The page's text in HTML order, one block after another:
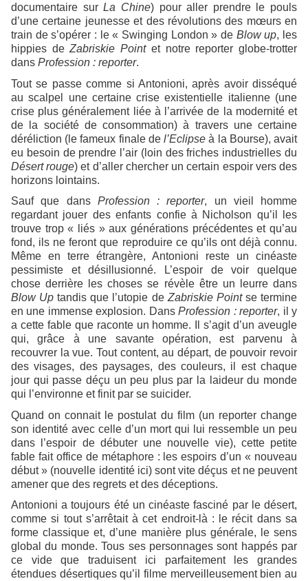
documentaire surLa Chine) pour aller prendre le pouls
d’une certaine jeunesse et des révolutions des mœurs en
train de s’opérer : le « Swinging London » de Blow up, les
hippies deZabriskie Pointet notre reporter globe-trotter
dans Profession : reporter.
Tout se passe comme si Antonioni, après avoir disséqué
au scalpel une certaine crise existentielle italienne (une
crise plus généralement liée à l’arrivée de la modernité et
de la société de consommation) à travers une certaine
déréliction (le fameux finale del’Eclipse à la Bourse), avait
eu besoin de prendre l’air (loin des friches industrielles du
Désert rouge) et d’aller chercher un certain espoir vers des
horizons lointains.
Sauf que dans Profession : reporter, un vieil homme
regardant jouer des enfants confie à Nicholson qu’il les
trouve trop « liés » aux générations précédentes et qu’au
fond, ils ne feront que reproduire ce qu’ils ont déjà connu.
Même en terre étrangère, Antonioni reste un cinéaste
pessimiste et désillusionné. L’espoir de voir quelque
chose derrière les choses se révèle être un leurre dans
Blow Up tandis que l’utopie de Zabriskie Pointse termine
en une immense explosion. DansProfession : reporter, il y
a cette fable que raconte un homme. Il s’agit d’un aveugle
qui, grâce à une savante opération, est parvenu à
recouvrer la vue. Tout content, au départ, de pouvoir revoir
des visages, des paysages, des couleurs, il est chaque
jour qui passe déçu un peu plus par la laideur du monde
qui l’environne et finit par se suicider.
Quand on connait le postulat du film (un reporter change
son identité avec celle d’un mort qui lui ressemble un peu
dans l’espoir de débuter une nouvelle vie), cette petite
fable fait office de métaphore : les espoirs d’un « nouveau
début » (nouvelle identité ici) sont vite déçus et ne peuvent
amener que des regrets et des déceptions.
Antonioni a toujours été un cinéaste fasciné par le désert,
comme si tout s’arrêtait à cet endroit-là : le récit dans sa
forme classique et, d’une manière plus générale, le sens
global du monde. Tous ses personnages sont happés par
ce vide que traduisent ici parfaitement les grandes
étendues désertiques qu’il filme merveilleusement bien au